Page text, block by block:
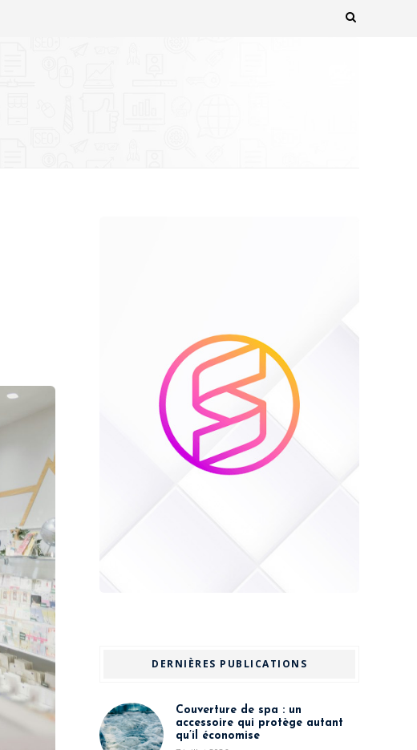
DERNIÈRES PUBLICATIONS
Couverture de spa : un
accessoire qui protège autant
qu’il économise